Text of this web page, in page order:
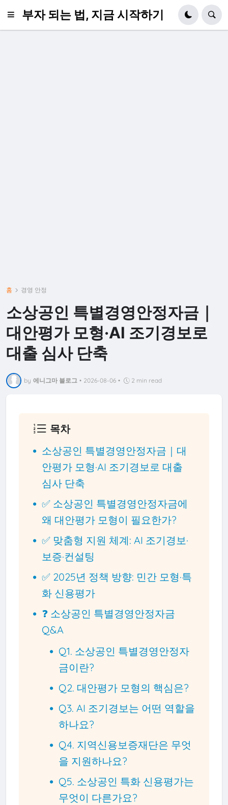
부자 되는 법, 지금 시작하기
홈 경영 안정
소상공인 특별경영안정자금｜
대안평가 모형·AI 조기경보로
대출 심사 단축
by 에니그마 블로그 • 2026-08-06 • 2 min read
목차
소상공인 특별경영안정자금｜대
안평가 모형·AI 조기경보로 대출
심사 단축
✅ 소상공인 특별경영안정자금에
왜 대안평가 모형이 필요한가?
✅ 맞춤형 지원 체계: AI 조기경보·
보증·컨설팅
✅ 2025년 정책 방향: 민간 모형·특
화 신용평가
❓ 소상공인 특별경영안정자금
Q&A
Q1. 소상공인 특별경영안정자
금이란?
Q2. 대안평가 모형의 핵심은?
Q3. AI 조기경보는 어떤 역할을
하나요?
Q4. 지역신용보증재단은 무엇
을 지원하나요?
Q5. 소상공인 특화 신용평가는
무엇이 다른가요?